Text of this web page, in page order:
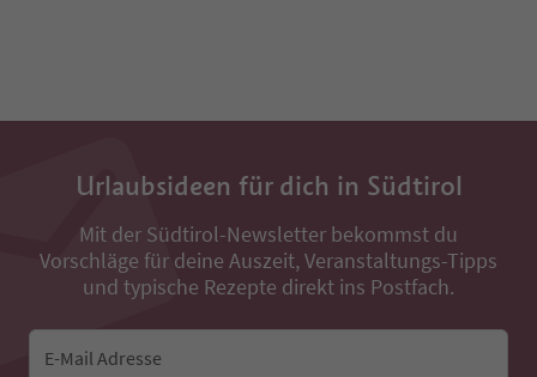
Urlaubsideen für dich in Südtirol
Mit der Südtirol-Newsletter bekommst du
Vorschläge für deine Auszeit, Veranstaltungs-Tipps
und typische Rezepte direkt ins Postfach.
E-Mail Adresse